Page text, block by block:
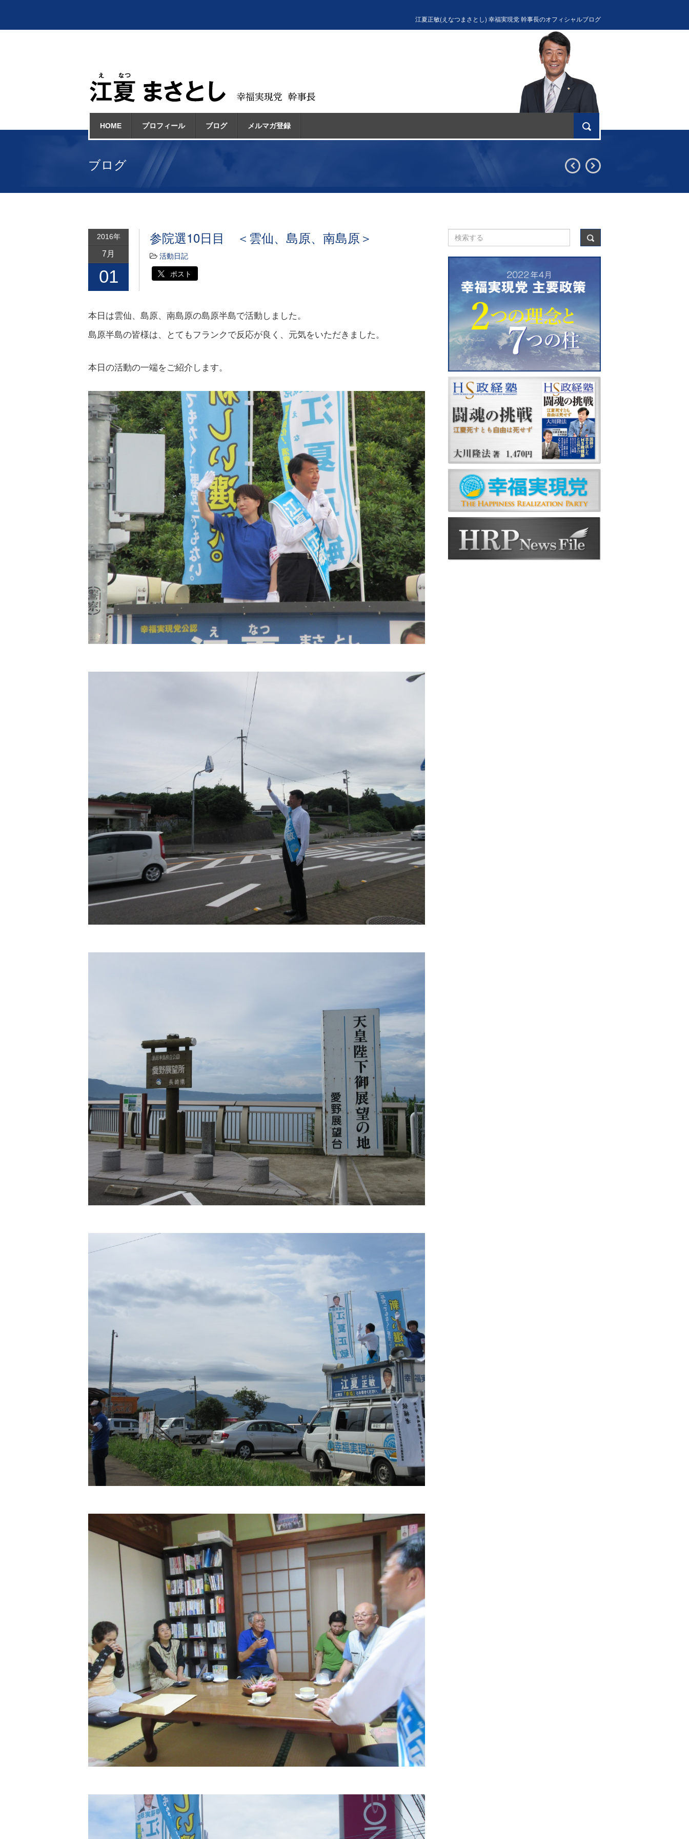
江夏正敏(えなつまさとし) 幸福実現党 幹事長のオフィシャルブログ
HOME プロフィール ブログ メルマガ登録
ブログ
2016年
7月
01
参院選10日目 ＜雲仙、島原、南島原＞
活動日記
ポスト
本日は雲仙、島原、南島原の島原半島で活動しました。
島原半島の皆様は、とてもフランクで反応が良く、元気をいただきました。
本日の活動の一端をご紹介します。